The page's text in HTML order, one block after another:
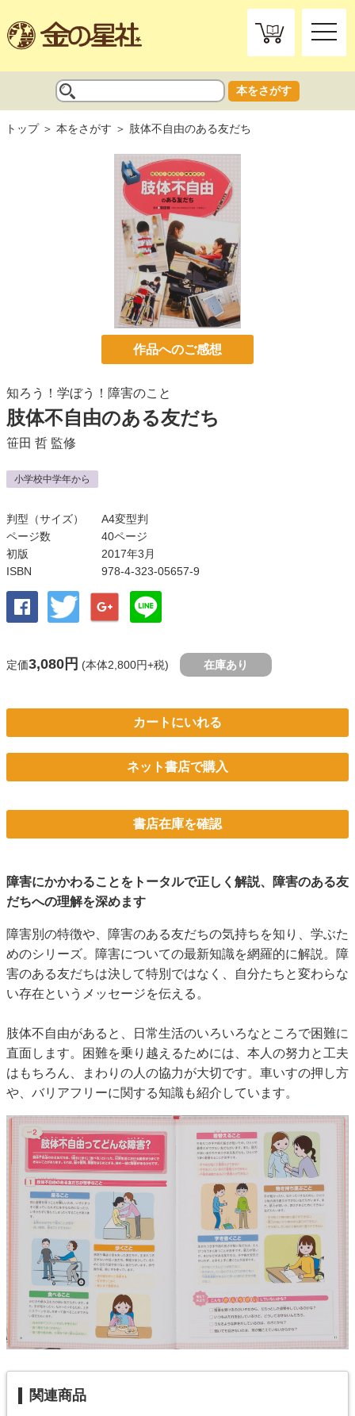
toggle
本をさがす
トップ 本をさがす 肢体不自由のある友だち
作品へのご感想
知ろう！学ぼう！障害のこと
肢体不自由のある友だち
笹田 哲 監修
小学校中学年から
判型（サイズ）
A4変型判
ページ数
40ページ
初版
2017年3月
ISBN
978-4-323-05657-9
定価3,080円 (本体2,800円+税) 在庫あり
カートにいれる
ネット書店で購入
書店在庫を確認
障害にかかわることをトータルで正しく解説、障害のある友
だちへの理解を深めます
障害別の特徴や、障害のある友だちの気持ちを知り、学ぶた
めのシリーズ。障害についての最新知識を網羅的に解説。障
害のある友だちは決して特別ではなく、自分たちと変わらな
い存在というメッセージを伝える。
肢体不自由があると、日常生活のいろいろなところで困難に
直面します。困難を乗り越えるためには、本人の努力と工夫
はもちろん、まわりの人の協力が大切です。車いすの押し方
や、バリアフリーに関する知識も紹介しています。
関連商品